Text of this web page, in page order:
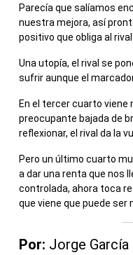
Parecía que salíamos
nuestra mejora, así
positivo que obliga al
Una utopía, el rival se
sufrir aunque el
En el tercer cuarto
preocupante bajada de
reflexionar, el rival da la
Pero un último cuarto
a dar una renta que nos
controlada, ahora toca
que viene que puede ser
Por: Jorge García